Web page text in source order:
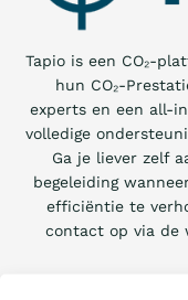
Tapio is een CO₂-
hun CO₂-
experts en een all-
volledige
Ga je liever zelf
begeleiding
efficiëntie te
contact op via de